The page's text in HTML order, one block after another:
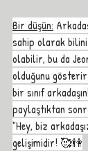
Bir düşün:
sahip olarak
olabilir, bu da
olduğunu
bir sınıf
paylaştıktan
"Hey, biz
gelişimidir! 🥰👫